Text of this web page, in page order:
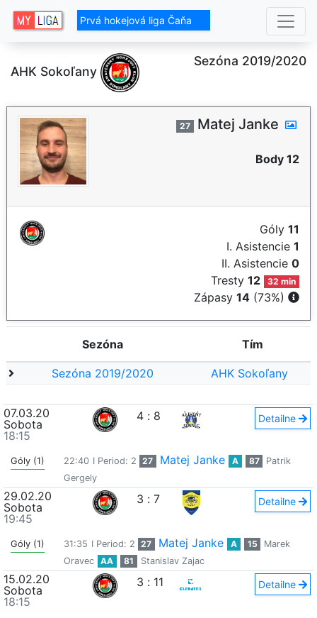
Prvá hokejová liga Čaňa
AHK Sokoľany
Sezóna 2019/2020
27 Matej Janke
Body 12
Góly 11
I. Asistencie 1
II. Asistencie 0
Tresty12 32 min
Zápasy 14 (73%)
Sezóna Tím
Sezóna 2019/2020 AHK Sokoľany
07.03.20
Sobota
18:15
4 : 8 Detailne
Góly (1) 22:40 I Period: 2 27 Matej Janke A 87
Patrik
Gergely
29.02.20
Sobota
19:45
3 : 7 Detailne
Góly (1) 31:35 I Period: 2 27 Matej Janke A 15
Marek
Oravec
AA 81 Stanislav Zajac
15.02.20
Sobota
18:15
3 : 11 Detailne